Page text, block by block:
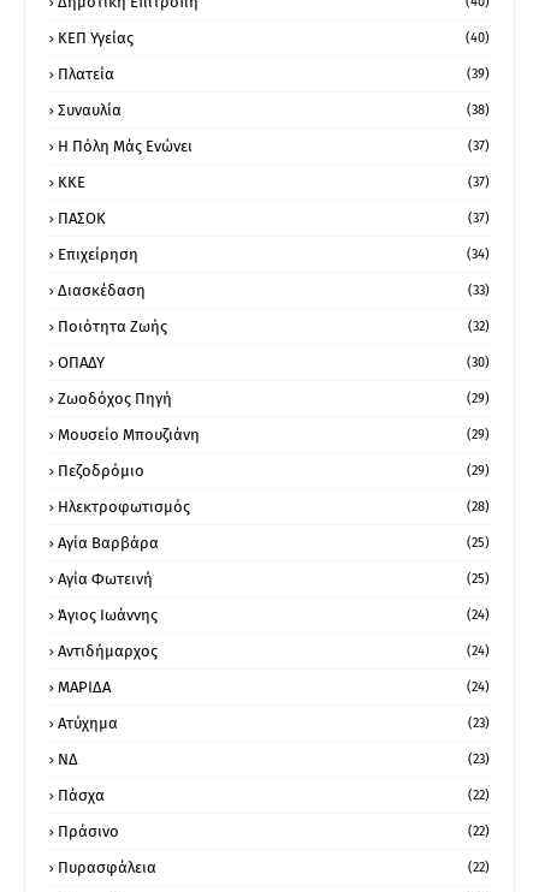
ΚΕΠ Υγείας (40)
Πλατεία (39)
Συναυλία (38)
Η Πόλη Μάς Ενώνει (37)
ΚΚΕ (37)
ΠΑΣΟΚ (37)
Επιχείρηση (34)
Διασκέδαση (33)
Ποιότητα Ζωής (32)
ΟΠΑΔΥ (30)
Ζωοδόχος Πηγή (29)
Μουσείο Μπουζιάνη (29)
Πεζοδρόμιο (29)
Ηλεκτροφωτισμός (28)
Αγία Βαρβάρα (25)
Αγία Φωτεινή (25)
Άγιος Ιωάννης (24)
Αντιδήμαρχος (24)
ΜΑΡΙΔΑ (24)
Ατύχημα (23)
ΝΔ (23)
Πάσχα (22)
Πράσινο (22)
Πυρασφάλεια (22)